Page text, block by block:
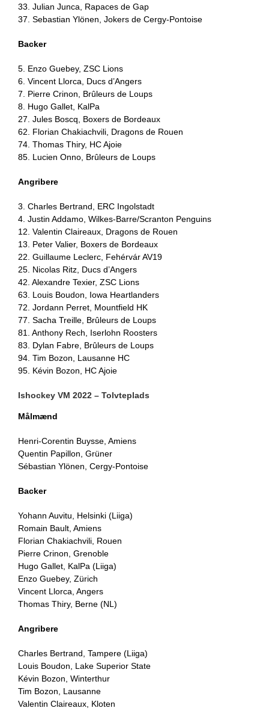
33. Julian Junca, Rapaces de Gap
37. Sebastian Ylönen, Jokers de Cergy-Pontoise
Backer
5. Enzo Guebey, ZSC Lions
6. Vincent Llorca, Ducs d’Angers
7. Pierre Crinon, Brûleurs de Loups
8. Hugo Gallet, KalPa
27. Jules Boscq, Boxers de Bordeaux
62. Florian Chakiachvili, Dragons de Rouen
74. Thomas Thiry, HC Ajoie
85. Lucien Onno, Brûleurs de Loups
Angribere
3. Charles Bertrand, ERC Ingolstadt
4. Justin Addamo, Wilkes-Barre/Scranton Penguins
12. Valentin Claireaux, Dragons de Rouen
13. Peter Valier, Boxers de Bordeaux
22. Guillaume Leclerc, Fehérvár AV19
25. Nicolas Ritz, Ducs d’Angers
42. Alexandre Texier, ZSC Lions
63. Louis Boudon, Iowa Heartlanders
72. Jordann Perret, Mountfield HK
77. Sacha Treille, Brûleurs de Loups
81. Anthony Rech, Iserlohn Roosters
83. Dylan Fabre, Brûleurs de Loups
94. Tim Bozon, Lausanne HC
95. Kévin Bozon, HC Ajoie
Ishockey VM 2022 – Tolvteplads
Målmænd
Henri-Corentin Buysse, Amiens
Quentin Papillon, Grüner
Sébastian Ylönen, Cergy-Pontoise
Backer
Yohann Auvitu, Helsinki (Liiga)
Romain Bault, Amiens
Florian Chakiachvili, Rouen
Pierre Crinon, Grenoble
Hugo Gallet, KalPa (Liiga)
Enzo Guebey, Zürich
Vincent Llorca, Angers
Thomas Thiry, Berne (NL)
Angribere
Charles Bertrand, Tampere (Liiga)
Louis Boudon, Lake Superior State
Kévin Bozon, Winterthur
Tim Bozon, Lausanne
Valentin Claireaux, Kloten